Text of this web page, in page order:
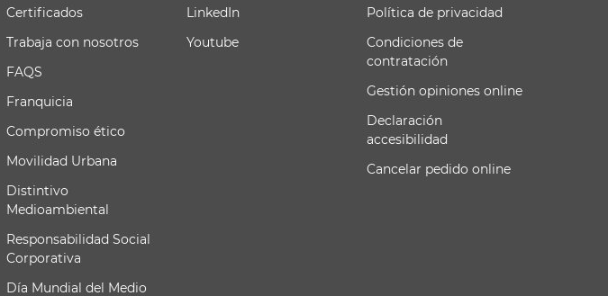
Certificados
Trabaja con nosotros
FAQS
Franquicia
Compromiso ético
Movilidad Urbana
Distintivo
Medioambiental
Responsabilidad Social
Corporativa
Día Mundial del Medio
LinkedIn
Youtube
Política de privacidad
Condiciones de
contratación
Gestión opiniones online
Declaración
accesibilidad
Cancelar pedido online